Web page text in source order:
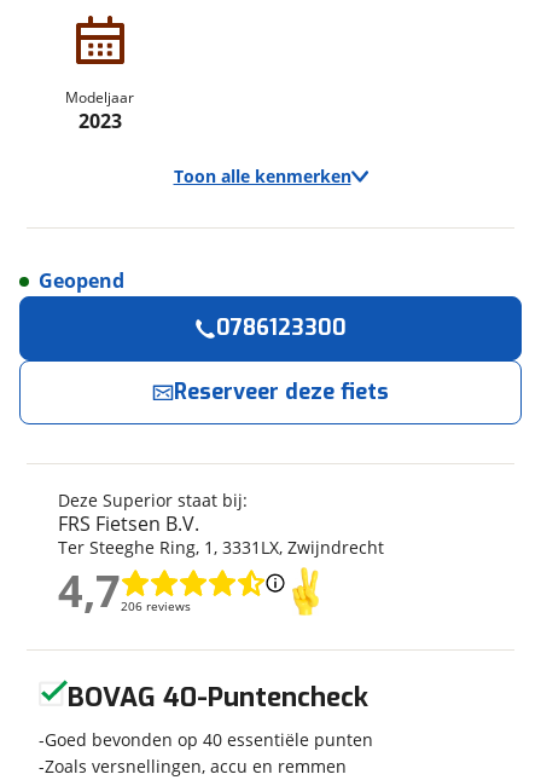
Modeljaar
2023
Toon alle kenmerken
SUP XP 909
Modeljaar
2023
Nieuw of occasion
Fabriekskleur
Deze Superior staat bij:
FRS Fietsen B.V.
Ter Steeghe Ring, 1, 3331LX, Zwijndrecht
4,7206 reviews
4,7
Geopend
0786123300
Reserveer deze fiets
Reserveernu!
FRS Fietsen B.V. neemt snel contact met je op.
Jouw contactgegevens
E-mailadres
BOVAG 40-Puntencheck
Goed bevonden op 40 essentiële punten
Zoals versnellingen, accu en remmen